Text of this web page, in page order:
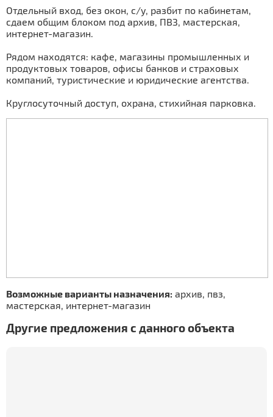
Отдельный вход, без окон, с/у, разбит по кабинетам,
сдаем общим блоком под архив, ПВЗ, мастерская,
интернет-магазин.
Рядом находятся: кафе, магазины промышленных и
продуктовых товаров, офисы банков и страховых
компаний, туристические и юридические агентства.
Круглосуточный доступ, охрана, стихийная парковка.
Возможные варианты назначения: архив, пвз,
мастерская, интернет-магазин
Другие предложения с данного объекта